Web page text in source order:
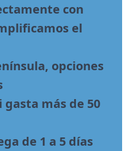
con
el
opciones
más de 50
de 1 a 5 días